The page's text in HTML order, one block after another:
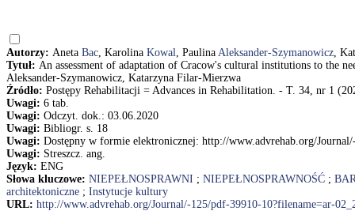
Autorzy: Aneta Bac, Karolina Kowal, Paulina Aleksander-Szymanowicz,
Tytuł: An assessment of adaptation of Cracow's cultural institutions to the
Aleksander-Szymanowicz, Katarzyna Filar-Mierzwa
Źródło: Postępy Rehabilitacji = Advances in Rehabilitation. - T. 34, nr 1
Uwagi: 6 tab.
Uwagi: Odczyt. dok.: 03.06.2020
Uwagi: Bibliogr. s. 18
Uwagi: Dostępny w formie elektronicznej: http://www.advrehab.org/
Uwagi: Streszcz. ang.
Język: ENG
Słowa kluczowe: NIEPEŁNOSPRAWNI ; NIEPEŁNOSPRAWNOŚĆ ;
architektoniczne ; Instytucje kultury
URL: http://www.advrehab.org/Journal/-125/pdf-39910-10?filename=ar-